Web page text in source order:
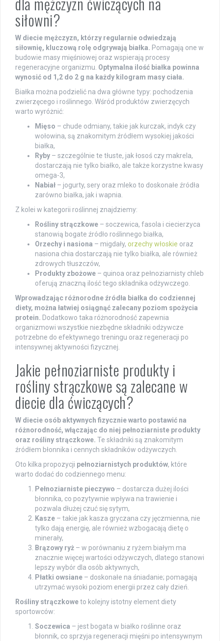
siłowni?
W diecie mężczyzn, którzy regularnie odwiedzają
siłownię, kluczową rolę odgrywają białka. Pomagają one w
budowie masy mięśniowej oraz wspierają procesy
regeneracyjne organizmu. Optymalna ilość białka powinna
wynosić od 1,2 do 2 g na każdy kilogram masy ciała.
Białka można podzielić na dwa główne typy: pochodzenia
zwierzęcego i roślinnego. Wśród produktów zwierzęcych
warto wyróżnić:
Mięso – chude odmiany, takie jak kurczak, indyk czy
wołowina, są znakomitym źródłem wysokiej jakości
białka,
Ryby – szczególnie te tłuste, jak łosoś czy makrela,
dostarczają nie tylko białko, ale także korzystne kwasy
omega-3,
Nabiał – jogurty, sery oraz mleko to doskonałe źródła
zarówno białka, jak i wapnia.
Z kolei w kategorii roślinnej znajdziemy:
Rośliny strączkowe – soczewica, fasola i ciecierzyca
stanowią bogate źródło roślinnego białka,
Orzechy i nasiona – migdały, orzechy włoskie oraz
nasiona chia dostarczają nie tylko białka, ale również
zdrowych tłuszczów,
Produkty zbożowe – quinoa oraz pełnoziarnisty chleb
oferują znaczną ilość tego składnika odżywczego.
Wprowadzając różnorodne źródła białka do codziennej
diety, można łatwiej osiągnąć zalecany poziom spożycia
protein. Dodatkowo taka różnorodność zapewnia
organizmowi wszystkie niezbędne składniki odżywcze
potrzebne do efektywnego treningu oraz regeneracji po
intensywnej aktywności fizycznej.
Jakie pełnoziarniste produkty i
rośliny strączkowe są zalecane w
diecie dla ćwiczących?
W diecie osób aktywnych fizycznie warto postawić na
różnorodność, włączając do niej pełnoziarniste produkty
oraz rośliny strączkowe. Te składniki są znakomitym
źródłem błonnika i cennych składników odżywczych.
Oto kilka propozycji pełnoziarnistych produktów, które
warto dodać do codziennego menu:
Pełnoziarniste pieczywo – dostarcza dużej ilości
błonnika, co pozytywnie wpływa na trawienie i
pozwala dłużej czuć się sytym,
Kasze – takie jak kasza gryczana czy jęczmienna, nie
tylko dają energię, ale również wzbogacają dietę o
minerały,
Brązowy ryż – w porównaniu z ryżem białym ma
znacznie więcej wartości odżywczych, dlatego stanowi
lepszy wybór dla osób aktywnych,
Płatki owsiane – doskonałe na śniadanie; pomagają
utrzymać wysoki poziom energii przez cały dzień.
Rośliny strączkoweto kolejny istotny element diety
sportowców:
Soczewica – jest bogata w białko roślinne oraz
błonnik, co sprzyja regeneracji mięśni po intensywnym